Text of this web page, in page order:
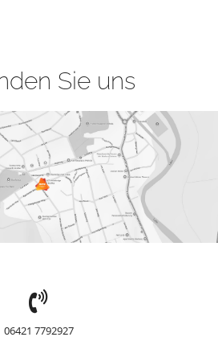
Sie uns
TEL:
06421 7792927